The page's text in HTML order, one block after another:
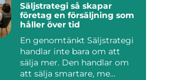
Säljstrategi så skapar
företag en försäljning som
håller över tid
En genomtänkt Säljstrategi
handlar inte bara om att
sälja mer. Den handlar om
att sälja smartare, me...